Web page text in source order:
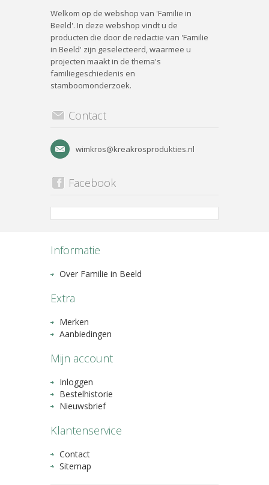
Welkom op de webshop van 'Familie in
Beeld'. In deze webshop vindt u de
producten die door de redactie van 'Familie
in Beeld' zijn geselecteerd, waarmee u
projecten maakt in de thema's
familiegeschiedenis en
stamboomonderzoek.
Contact
wimkros@kreakrosprodukties.nl
Facebook
Informatie
Over Familie in Beeld
Extra
Merken
Aanbiedingen
Mijn account
Inloggen
Bestelhistorie
Nieuwsbrief
Klantenservice
Contact
Sitemap